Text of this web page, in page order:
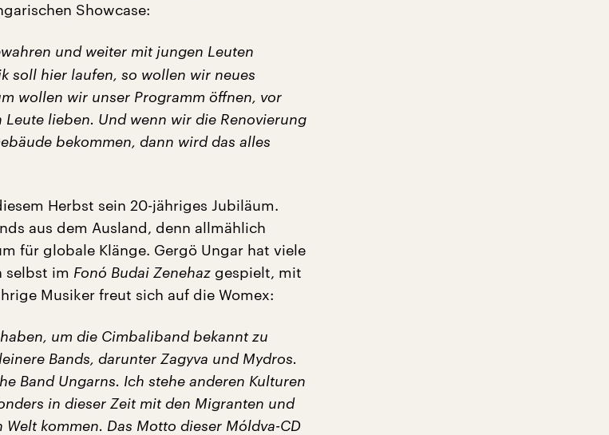
Showcase:
und weiter mit jungen Leuten
soll hier laufen, so wollen wir neues
wollen wir unser Programm öffnen, vor
lieben. Und wenn wir die Renovierung
bekommen, dann wird das alles
Herbst sein 20-jähriges Jubiläum.
aus dem Ausland, denn allmählich
für globale Klänge. Gergö Ungar hat viele
selbst im Fonó Budai Zenehaz gespielt, mit
Musiker freut sich auf die Womex:
um die Cimbaliband bekannt zu
Bands, darunter Zagyva und Mydros.
Band Ungarns. Ich stehe anderen Kulturen
in dieser Zeit mit den Migranten und
kommen. Das Motto dieser Móldva-CD